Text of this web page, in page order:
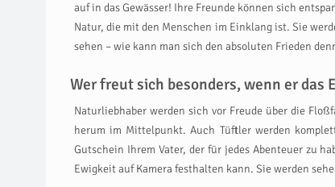
auf in das Gewässer! Ihre Freunde können sich
Natur, die mit den Menschen im Einklang ist. Sie
sehen – wie kann man sich den absoluten Frieden
Wer freut sich besonders, wenn er
Naturliebhaber werden sich vor Freude über die
herum im Mittelpunkt. Auch Tüftler werden
Gutschein Ihrem Vater, der für jedes Abenteuer zu
Ewigkeit auf Kamera festhalten kann. Sie werden